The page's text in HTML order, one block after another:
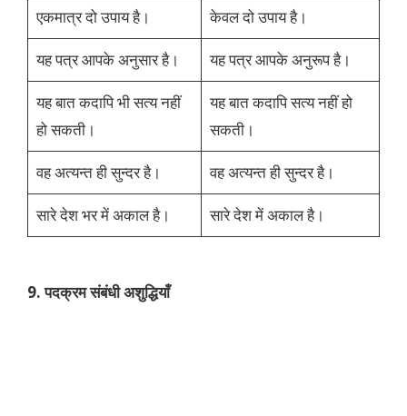
एकमात्र दो उपाय है। केवल दो उपाय है।
यह पत्र आपके अनुसार है। यह पत्र आपके अनुरूप है।
यह बात कदापि भी सत्य नहीं
हो सकती।
यह बात कदापि सत्य नहीं हो
सकती।
वह अत्यन्त ही सुन्दर है। वह अत्यन्त ही सुन्दर है।
सारे देश भर में अकाल है। सारे देश में अकाल है।
9. पदक्रम संबंधी अशुद्धियाँ